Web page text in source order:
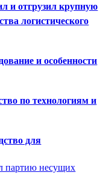
и отгрузил крупную
логистического
и особенности
по технологиям и
для